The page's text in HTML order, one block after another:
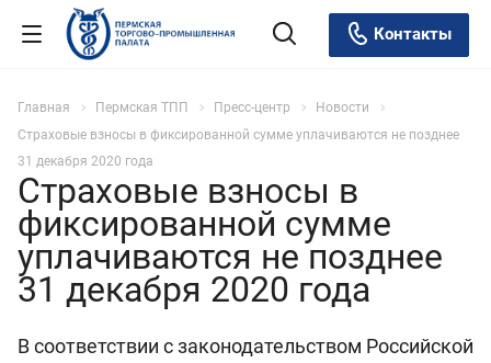
Контакты
Главная Пермская ТПП Пресс-центр
Новости
Страховые взносы в фиксированной сумме уплачиваются не позднее
31 декабря 2020 года
Страховые взносы в
фиксированной сумме
уплачиваются не позднее
31 декабря 2020 года
В соответствии с законодательством Российской